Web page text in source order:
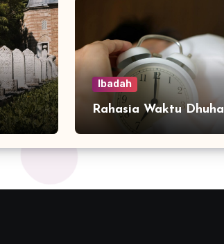
Ibadah
Rahasia Waktu Dhuha